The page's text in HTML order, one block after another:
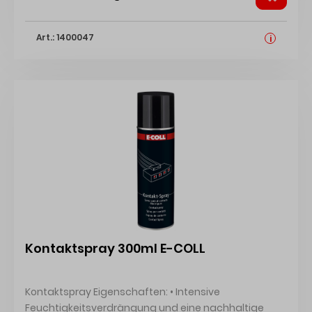
Art.: 1400047 i
Kontaktspray 300ml E-COLL
Kontaktspray Eigenschaften: • Intensive
Feuchtigkeitsverdrängung und eine nachhaltige